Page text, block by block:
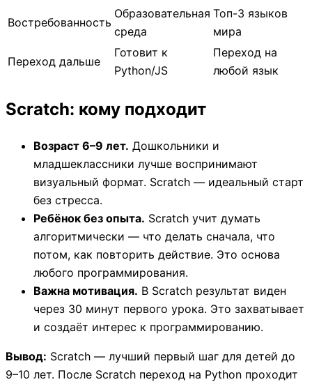
Востребованность
Образовательная
среда
Топ-3 языков
мира
Переход дальше
Готовит к
Python/JS
Переход на
любой язык
Scratch: кому подходит
Возраст 6–9 лет. Дошкольники и
младшеклассники лучше воспринимают
визуальный формат. Scratch — идеальный старт
без стресса.
Ребёнок без опыта. Scratch учит думать
алгоритмически — что делать сначала, что
потом, как повторить действие. Это основа
любого программирования.
Важна мотивация. В Scratch результат виден
через 30 минут первого урока. Это захватывает
и создаёт интерес к программированию.
Вывод: Scratch — лучший первый шаг для детей до
9–10 лет. После Scratch переход на Python проходит